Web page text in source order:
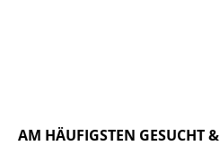
AM HÄUFIGSTEN GESUCHT